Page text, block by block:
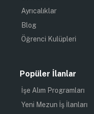
Ayrıcalıklar
Blog
Öğrenci Kulüpleri
Popüler İlanlar
İşe Alım Programları
Yeni Mezun İş İlanları